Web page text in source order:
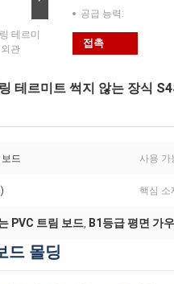
테르미
관
공급 능력:
접촉
테르미트 썩지 않는 장식
드 사용 가
핵심 소
PVC 트림 보드, B1등급 평면 가
드 몰딩